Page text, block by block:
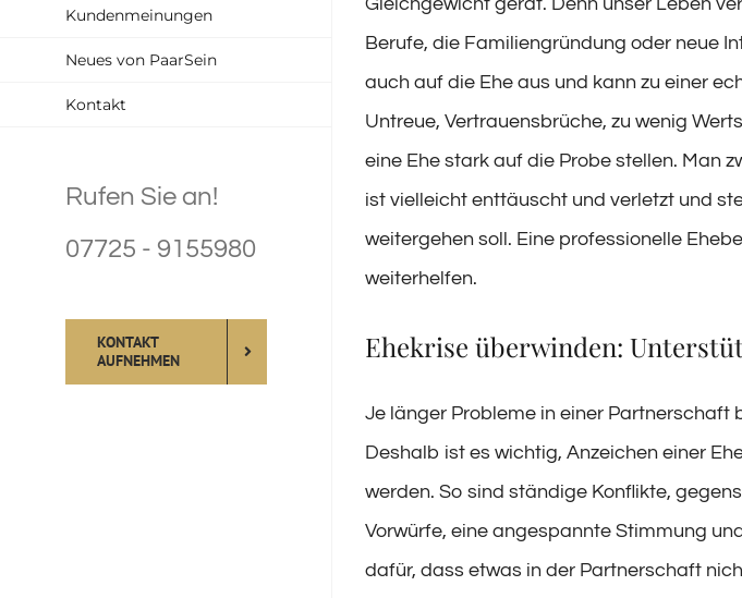
Kundenmeinungen
Neues von PaarSein
Kontakt
Rufen Sie an!
07725 - 9155980
KONTAKT
AUFNEHMEN
Gleichgewicht gerät. Denn unser Leben
Berufe, die Familiengründung oder neue
auch auf die Ehe aus und kann zu einer
Untreue, Vertrauensbrüche, zu wenig
eine Ehe stark auf die Probe stellen. Man
ist vielleicht enttäuscht und verletzt und
weitergehen soll. Eine professionelle
weiterhelfen.
Ehekrise überwinden:
Je länger Probleme in einer Partnerschaft
Deshalb ist es wichtig, Anzeichen einer
werden. So sind ständige Konflikte,
Vorwürfe, eine angespannte Stimmung
dafür, dass etwas in der Partnerschaft